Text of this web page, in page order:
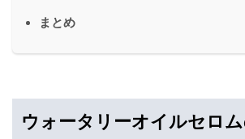
まとめ
ウォータリーオイルセロ